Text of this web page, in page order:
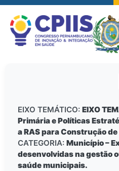
EIXO TEMÁTICO: EIXO
Primária e Políticas
a RAS para Construção
CATEGORIA: Município –
desenvolvidas na gestão
saúde municipais.